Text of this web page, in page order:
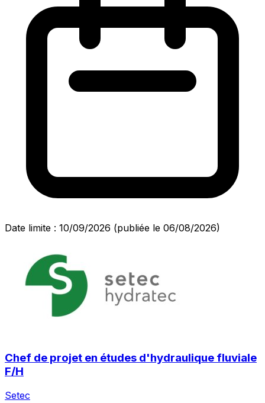
Date limite : 10/09/2026 (publiée le 06/08/2026)
Chef de projet en études d'hydraulique fluviale
F/H
Setec